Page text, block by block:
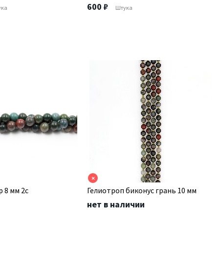
600 ₽ Штука
8 мм 2с
×
Гелиотроп биконус грань 10 мм
нет в наличии